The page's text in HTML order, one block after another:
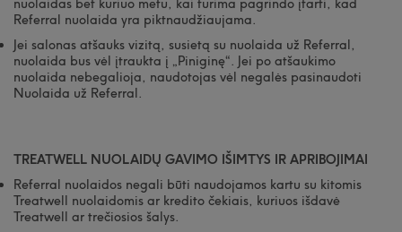
nuolaidas bet kuriuo metu, kai turima pagrindo įtarti, kad
Referral nuolaida yra piktnaudžiaujama.
Jei salonas atšauks vizitą, susietą su nuolaida už Referral,
nuolaida bus vėl įtraukta į „Piniginę“. Jei po atšaukimo
nuolaida nebegalioja, naudotojas vėl negalės pasinaudoti
Nuolaida už Referral.
TREATWELL NUOLAIDŲ GAVIMO IŠIMTYS IR APRIBOJIMAI
Referral nuolaidos negali būti naudojamos kartu su kitomis
Treatwell nuolaidomis ar kredito čekiais, kuriuos išdavė
Treatwell ar trečiosios šalys.